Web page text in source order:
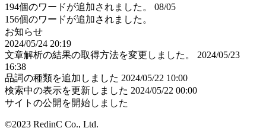
194個のワードが追加されました。
08/05
156個のワードが追加されました。
お知らせ
2024/05/24 20:19
文章解析の結果の取得方法を変更しました。
2024/05/23
16:38
品詞の種類を追加しました 2024/05/22 10:00
検索中の表示を更新しました 2024/05/22 00:00
サイトの公開を開始しました
©2023 RedinC Co., Ltd.